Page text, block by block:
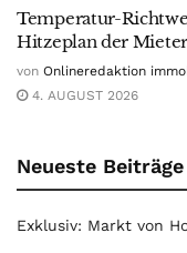
Temperatur-
Hitzeplan der
von Onlineredaktion
4. AUGUST 2026
Neueste Beiträge
Exklusiv: Markt von